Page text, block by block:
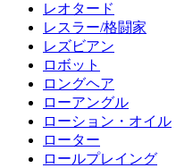
レオタード
レスラー/格闘家
レズビアン
ロボット
ロングヘア
ローアングル
ローション・オイル
ローター
ロールプレイング